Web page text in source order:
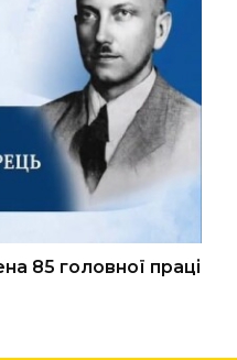
85 головної праці